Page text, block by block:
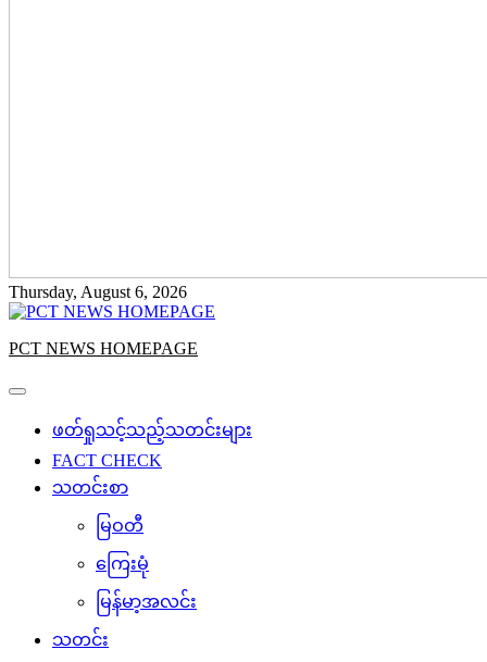
Thursday, August 6, 2026
PCT NEWS HOMEPAGE
ဖတ်ရှုသင့်သည့်သတင်းများ
FACT CHECK
သတင်းစာ
မြဝတီ
ကြေးမုံ
မြန်မာ့အလင်း
သတင်း